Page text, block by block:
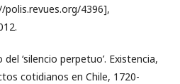
4396],
del ‘silencio perpetuo’. Existencia,
cotidianos en Chile, 1720-